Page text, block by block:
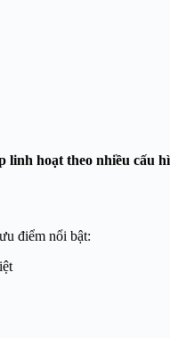
linh hoạt theo nhiều cấu
điểm nổi bật: